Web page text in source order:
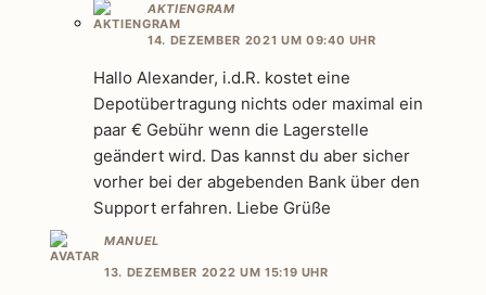
AKTIENGRAM
14. DEZEMBER 2021 UM 09:40 UHR
Hallo Alexander, i.d.R. kostet eine
Depotübertragung nichts oder maximal ein
paar € Gebühr wenn die Lagerstelle
geändert wird. Das kannst du aber sicher
vorher bei der abgebenden Bank über den
Support erfahren. Liebe Grüße
MANUEL
13. DEZEMBER 2022 UM 15:19 UHR